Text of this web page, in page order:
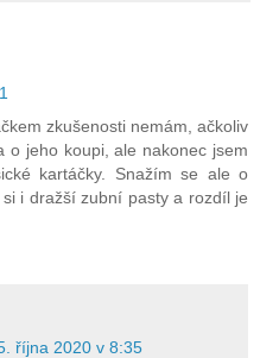
zkušenosti nemám, ačkoliv
o jeho koupi, ale nakonec jsem
kartáčky. Snažím se ale o
i dražší zubní pasty a rozdíl je
října 2020 v 8:35